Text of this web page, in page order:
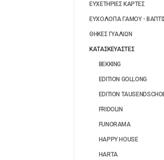
ΕΥΧΕΤΗΡΙΕΣ ΚΑΡΤΕΣ
ΕΥΧΟΛΟΓΙΑ ΓΑΜΟΥ -
ΘΗΚΕΣ ΓΥΑΛΙΩΝ
ΚΑΤΑΣΚΕΥΑΣΤΕΣ
BEKKING
EDITION GOLLONG
EDITION
FRIDOLIN
FUNORAMA
HAPPY HOUSE
HARTA